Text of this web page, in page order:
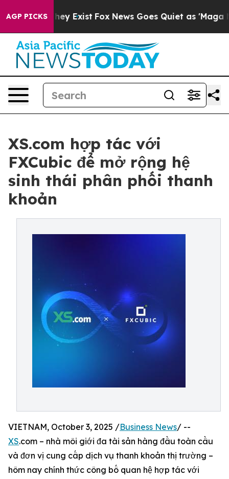
AGP PICKS
They Exist Fox News Goes Quiet as 'Maga
XS.com hợp tác với
FXCubic để mở rộng hệ
sinh thái phân phối thanh
khoản
VIETNAM, October 3, 2025 /Business News/ --
XS.com – nhà môi giới đa tài sản hàng đầu toàn cầu
và đơn vị cung cấp dịch vụ thanh khoản thị trường –
hôm nay chính thức công bố quan hệ hợp tác với